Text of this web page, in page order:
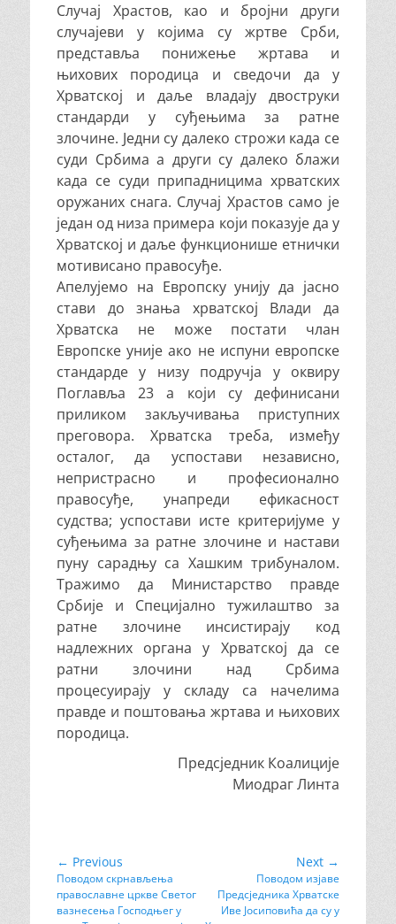
Случај Храстов, као и бројни други
случајеви у којима су жртве Срби,
представља понижење жртава и
њихових породица и сведочи да у
Хрватској и даље владају двоструки
стандарди у суђењима за ратне
злочине. Једни су далеко строжи када се
суди Србима а други су далеко блажи
када се суди припадницима хрватских
оружаних снага. Случај Храстов само је
један од низа примера који показује да у
Хрватској и даље функционише етнички
мотивисано правосуђе.
Апелујемо на Европску унију да јасно
стави до знања хрватској Влади да
Хрватска не може постати члан
Европске уније ако не испуни европске
стандарде у низу подручја у оквиру
Поглавља 23 а који су дефинисани
приликом закључивања приступних
преговора. Хрватска треба, између
осталог, да успостави независно,
непристрасно и професионално
правосуђе, унапреди ефикасност
судства; успостави исте критеријуме у
суђењима за ратне злочине и настави
пуну сарадњу са Хашким трибуналом.
Тражимо да Министарство правде
Србије и Специјално тужилаштво за
ратне злочине инсистирају код
надлежних органа у Хрватској да се
ратни злочини над Србима
процесуирају у складу са начелима
правде и поштовања жртава и њихових
породица.
Предсједник Коалиције
Миодраг Линта
Кретање
чланка
← Previous
Previous
post:
Поводом скрнављења
православне цркве Светог
вазнесења Господњег у
Next →
post:
Поводом изјаве
Предсједника Хрватске
Иве Јосиповића да су у